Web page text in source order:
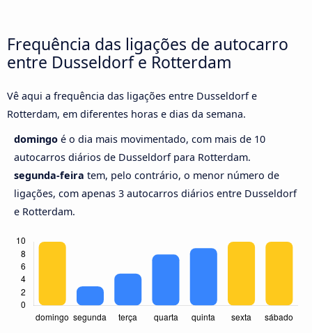
Frequência das ligações de autocarro
entre Dusseldorf e Rotterdam
Vê aqui a frequência das ligações entre Dusseldorf e
Rotterdam, em diferentes horas e dias da semana.
domingo é o dia mais movimentado, com mais de 10
autocarros diários de Dusseldorf para Rotterdam.
segunda-feira tem, pelo contrário, o menor número de
ligações, com apenas 3 autocarros diários entre Dusseldorf
e Rotterdam.